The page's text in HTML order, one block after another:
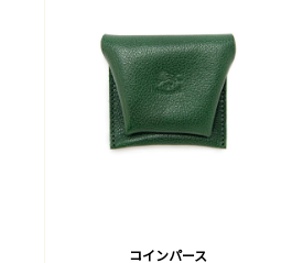
コインパース